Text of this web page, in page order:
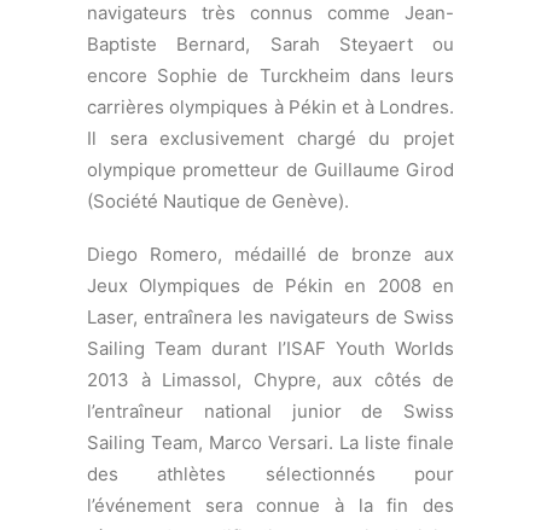
Sailing Team durant l’ISAF Youth Worlds
2013 à Limassol, Chypre, aux côtés de
l’entraîneur national junior de Swiss
Sailing Team, Marco Versari. La liste finale
des athlètes sélectionnés pour
l’événement sera connue à la fin des
régates de qualification, au mois de juin.
déjà des objectifs élevés pour les
navigateurs de Swiss Sailing Team.
Ramon Aixemeno Mostajo est le nouvel
entraîneur de l’équipage féminin de 49er
FX composé de Nathalie Keller et Livia
Naef. Le navigateur espagnol de 38 ans
travaille pour la Fédération Catalane de
Voile et a remporté plusieurs titres avec